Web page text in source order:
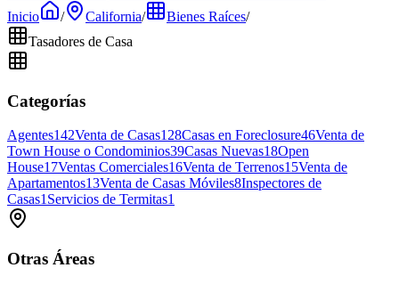
Inicio
/ California/ Bienes Raíces/
Tasadores de Casa
Categorías
Agentes142Venta de Casas128Casas en Foreclosure46Venta de
Town House o Condominios39Casas Nuevas18Open
House17Ventas Comerciales16Venta de Terrenos15Venta de
Apartamentos13Venta de Casas Móviles8Inspectores de
Casas1Servicios de Termitas1
Otras Áreas